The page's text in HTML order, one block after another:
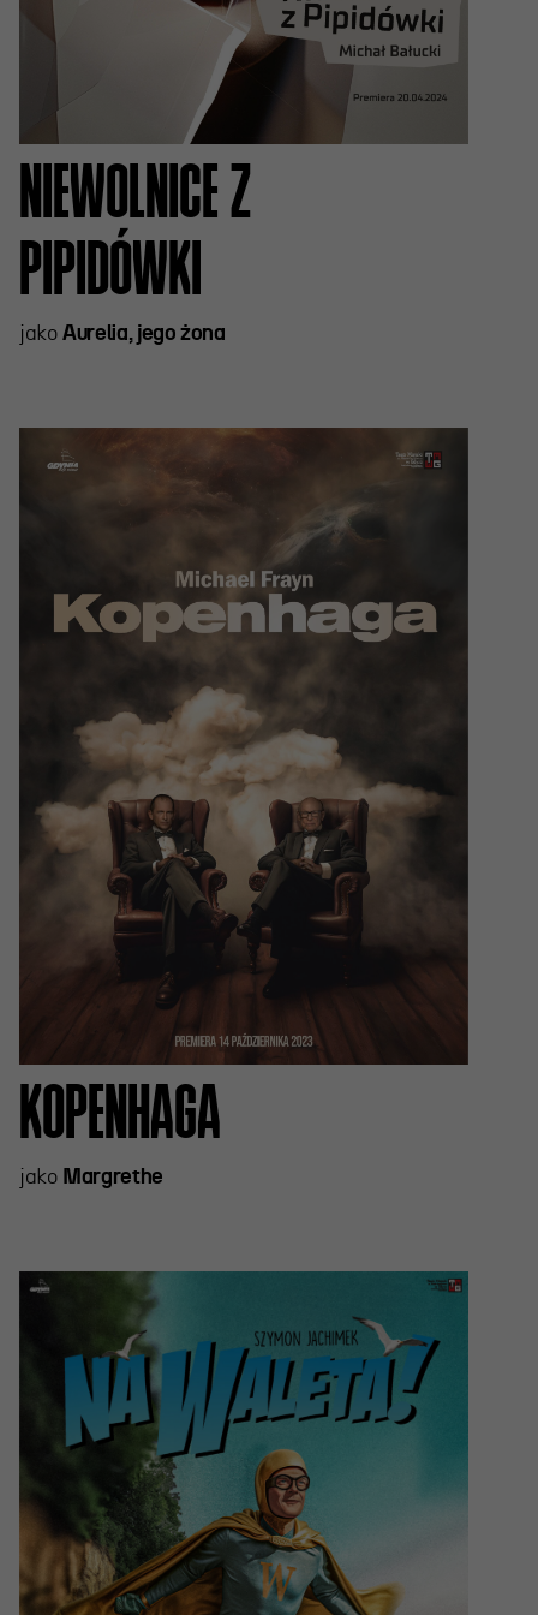
NIEWOLNICE Z
PIPIDÓWKI
jakoAurelia, jego żona
KOPENHAGA
jako Margrethe